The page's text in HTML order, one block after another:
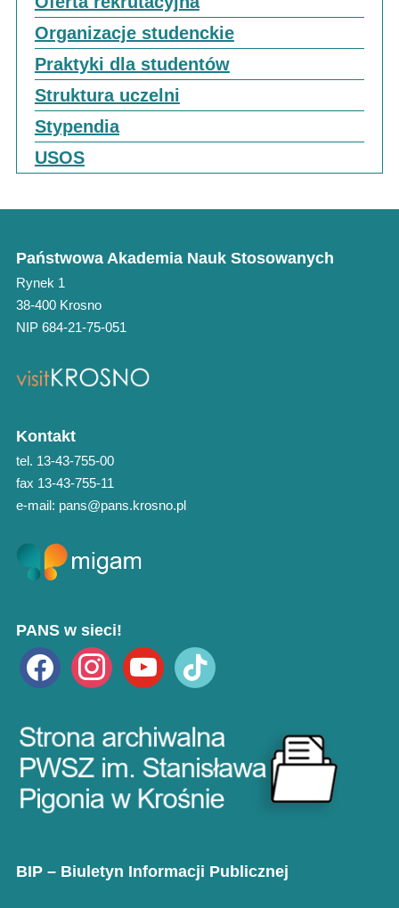
Organizacje studenckie
Praktyki dla studentów
Struktura uczelni
Stypendia
USOS
Państwowa Akademia Nauk Stosowanych
Rynek 1
38-400 Krosno
NIP 684-21-75-051
Kontakt
tel. 13-43-755-00
fax 13-43-755-11
e-mail: pans@pans.krosno.pl
PANS w sieci!
facebook instagramyoutube tiktok
BIP – Biuletyn Informacji Publicznej